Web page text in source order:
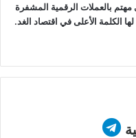
بالعملات الرقمية المشفرة
الكلمة الأعلى في اقتصاد الغد.